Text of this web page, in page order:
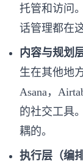
托管和访问
话管理都在
内容与规划
生在其他地
Asana，
的社交工具
耦的。
执行层（编